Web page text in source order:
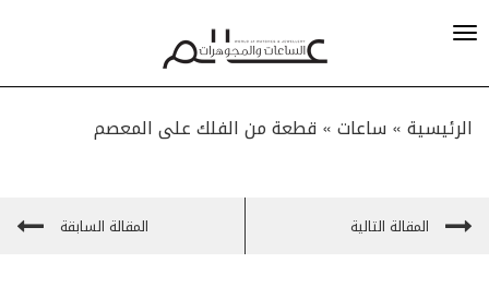
الرئيسية » ساعات» قطعة من الفلك على المعصم
المقالة التالية المقالة السابقة